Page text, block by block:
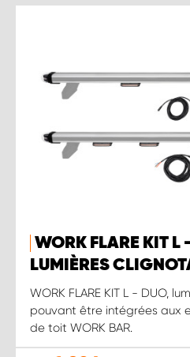
WORK FLARE KIT L
LUMIÈRES
WORK FLARE KIT L - DUO,
pouvant être intégrées aux
de toit WORK BAR.